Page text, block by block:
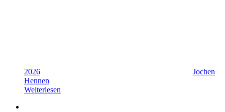
2026
Jochen
Hennen
Weiterlesen